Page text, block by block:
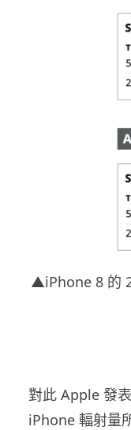
▲iPhone 8 的
對此 Apple 發
iPhone 輻射量